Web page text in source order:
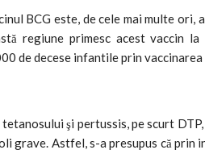
BCG este, de cele mai multe
regiune primesc acest vaccin
de decese infantile prin
şi pertussis, pe scurt
grave. Astfel, s-a presupus că prin